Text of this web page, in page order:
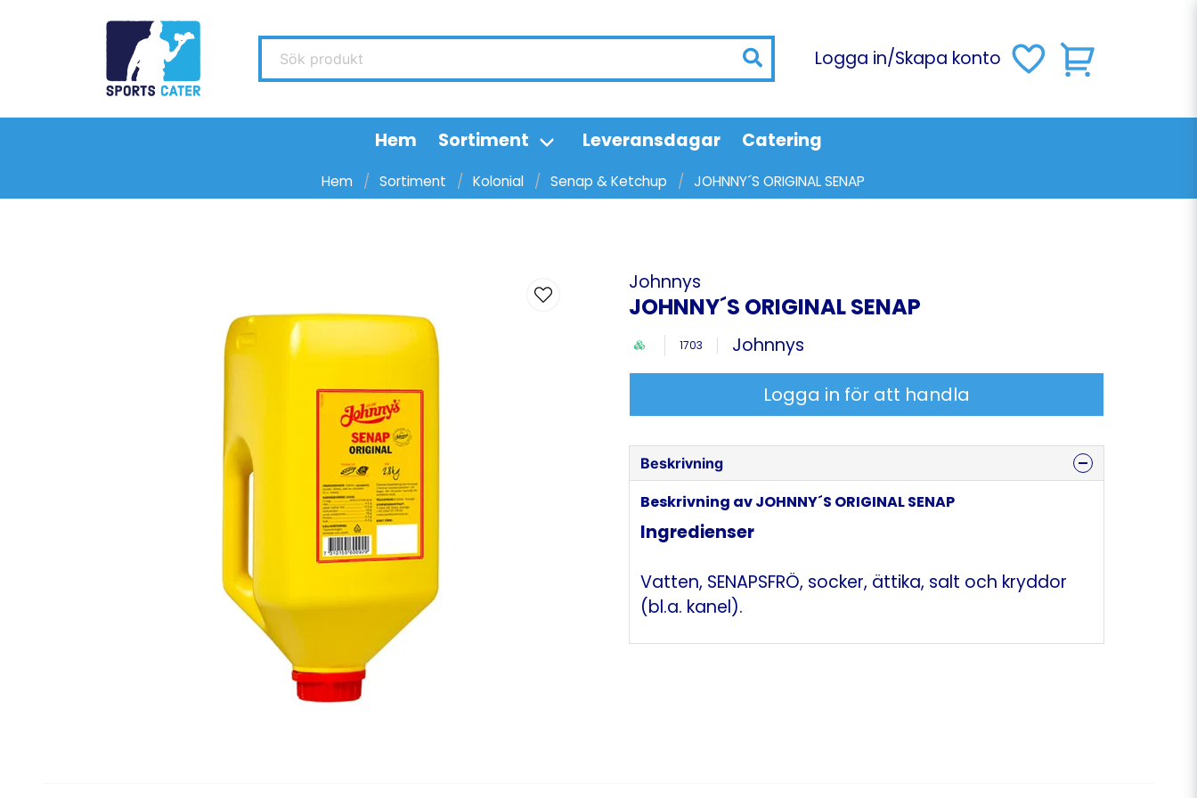
Sök produkt Logga in/Skapa konto
Hem Sortiment Leveransdagar Catering
Hem Sortiment Kolonial Senap & Ketchup JOHNNY´S ORIGINAL SENAP
Johnnys
JOHNNY´S ORIGINAL SENAP
1703 Johnnys
Logga in för att handla
Beskrivning
Beskrivning av JOHNNY´S ORIGINAL SENAP
Ingredienser
Vatten, SENAPSFRÖ, socker, ättika, salt och kryddor
(bl.a. kanel).